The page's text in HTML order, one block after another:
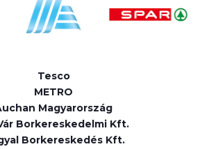
Tesco
METRO
Magyarország
Borkereskedelmi Kft.
Borkereskedés Kft.